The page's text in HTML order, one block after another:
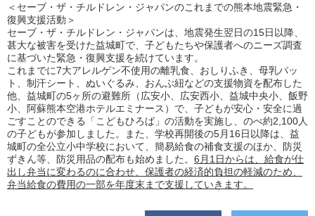
＜セーブ・ザ・チルドレン・ジャパンのこれまでの熊本地震緊急・
復興支援活動＞
セーブ・ザ・チルドレン・ジャパンは、地震発生翌日の15日以降、
甚大な被害を受けた益城町で、子どもたちや保護者へのニーズ調査
に基づいた緊急・復興支援を続けています。
これまでに7大アレルゲン不使用の離乳食、おしりふき、母乳パッ
ト、制汗シート、ぬいぐるみ、おんぶ紐などの支援物資を配布した
他、益城町の5ヶ所の避難所（広安小、広安西小、益城中央小、飯野
小、阿蘇熊本空港ホテルエミナース）で、子どもが安心・安全に過
ごすことのできる「こどもひろば」の活動を実施し、のべ約2,100人
の子どもが参加しました。また、学校再開後の5月 16日以降は、益
城町の全公立小中学校において、簡易給食の補食支援のほか、防災
ずきん等、防災用品の配布も始めました。 6 月 1 日からは、給食が仕
出し弁当に変わるのに合わせ、保護者の経済的負担の軽減のため、
弁当給食の費用の一部を年度末まで支援していきます。